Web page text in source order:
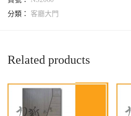
分類： 客廳大門
Related products